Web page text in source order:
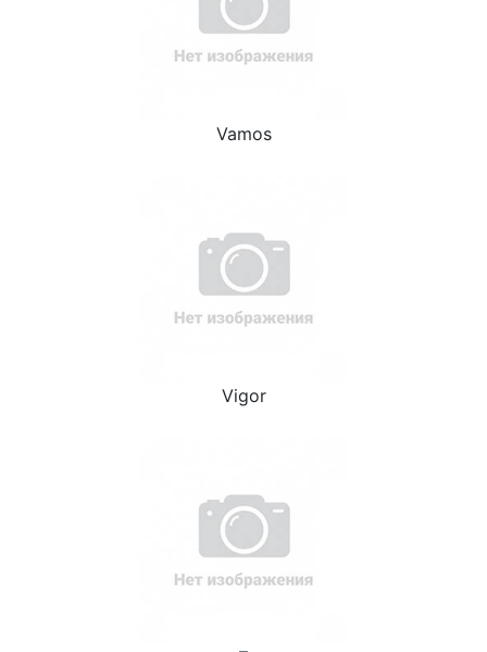
Vamos
Vigor